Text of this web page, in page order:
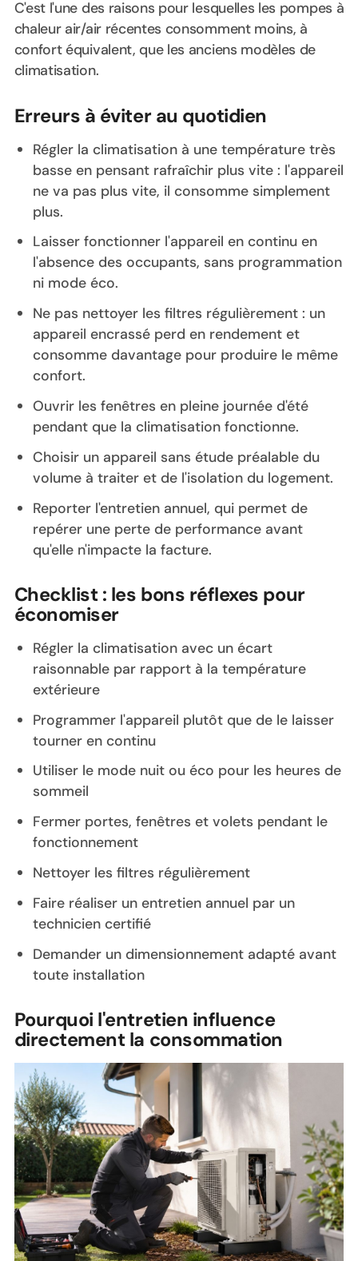
C'est l'une des raisons pour lesquelles les pompes à
chaleur air/air récentes consomment moins, à
confort équivalent, que les anciens modèles de
climatisation.
Erreurs à éviter au quotidien
Régler la climatisation à une température très
basse en pensant rafraîchir plus vite : l'appareil
ne va pas plus vite, il consomme simplement
plus.
Laisser fonctionner l'appareil en continu en
l'absence des occupants, sans programmation
ni mode éco.
Ne pas nettoyer les filtres régulièrement : un
appareil encrassé perd en rendement et
consomme davantage pour produire le même
confort.
Ouvrir les fenêtres en pleine journée d'été
pendant que la climatisation fonctionne.
Choisir un appareil sans étude préalable du
volume à traiter et de l'isolation du logement.
Reporter l'entretien annuel, qui permet de
repérer une perte de performance avant
qu'elle n'impacte la facture.
Checklist : les bons réflexes pour
économiser
Régler la climatisation avec un écart
raisonnable par rapport à la température
extérieure
Programmer l'appareil plutôt que de le laisser
tourner en continu
Utiliser le mode nuit ou éco pour les heures de
sommeil
Fermer portes, fenêtres et volets pendant le
fonctionnement
Nettoyer les filtres régulièrement
Faire réaliser un entretien annuel par un
technicien certifié
Demander un dimensionnement adapté avant
toute installation
Pourquoi l'entretien influence
directement la consommation